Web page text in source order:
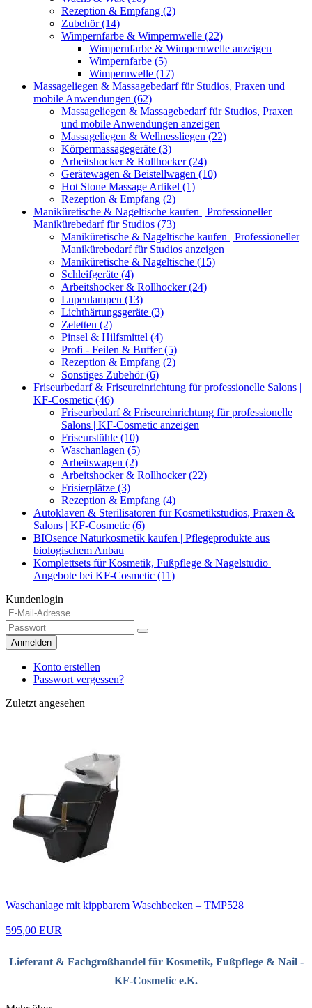
Rezeption & Empfang (2)
Zubehör (14)
Wimpernfarbe & Wimpernwelle (22)
Wimpernfarbe & Wimpernwelle anzeigen
Wimpernfarbe (5)
Wimpernwelle (17)
Massageliegen & Massagebedarf für Studios, Praxen und
mobile Anwendungen (62)
Massageliegen & Massagebedarf für Studios, Praxen
und mobile Anwendungen anzeigen
Massageliegen & Wellnessliegen (22)
Körpermassagegeräte (3)
Arbeitshocker & Rollhocker (24)
Gerätewagen & Beistellwagen (10)
Hot Stone Massage Artikel (1)
Rezeption & Empfang (2)
Maniküretische & Nageltische kaufen | Professioneller
Manikürebedarf für Studios (73)
Maniküretische & Nageltische kaufen | Professioneller
Manikürebedarf für Studios anzeigen
Maniküretische & Nageltische (15)
Schleifgeräte (4)
Arbeitshocker & Rollhocker (24)
Lupenlampen (13)
Lichthärtungsgeräte (3)
Zeletten (2)
Pinsel & Hilfsmittel (4)
Profi - Feilen & Buffer (5)
Rezeption & Empfang (2)
Sonstiges Zubehör (6)
Friseurbedarf & Friseureinrichtung für professionelle Salons |
KF-Cosmetic (46)
Friseurbedarf & Friseureinrichtung für professionelle
Salons | KF-Cosmetic anzeigen
Friseurstühle (10)
Waschanlagen (5)
Arbeitswagen (2)
Arbeitshocker & Rollhocker (22)
Frisierplätze (3)
Rezeption & Empfang (4)
Autoklaven & Sterilisatoren für Kosmetikstudios, Praxen &
Salons | KF-Cosmetic (6)
BIOsence Naturkosmetik kaufen | Pflegeprodukte aus
biologischem Anbau
Komplettsets für Kosmetik, Fußpflege & Nagelstudio |
Angebote bei KF-Cosmetic (11)
Kundenlogin
Anmelden
Konto erstellen
Passwort vergessen?
Zuletzt angesehen
Waschanlage mit kippbarem Waschbecken – TMP528
595,00 EUR
Lieferant & Fachgroßhandel für Kosmetik, Fußpflege & Nail -
KF-Cosmetic e.K.